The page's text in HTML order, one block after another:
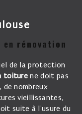
rénovation
toiture ne doit pas
de nombreux
vieillissantes,
suite à l'usure du